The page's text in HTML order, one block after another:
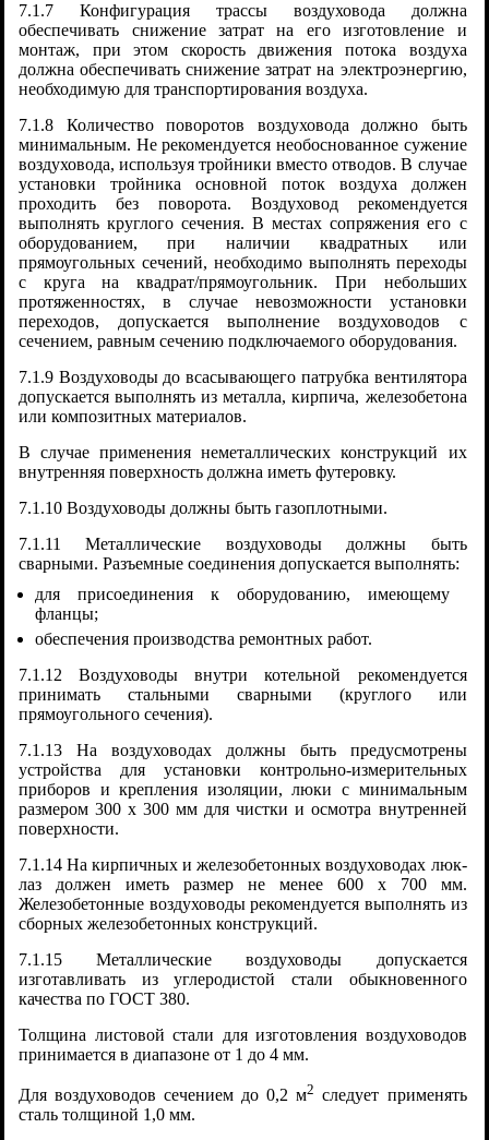
7.1.7 Конфигурация трассы воздуховода должна
обеспечивать снижение затрат на его изготовление и
монтаж, при этом скорость движения потока воздуха
должна обеспечивать снижение затрат на электроэнергию,
необходимую для транспортирования воздуха.
7.1.8 Количество поворотов воздуховода должно быть
минимальным. Не рекомендуется необоснованное сужение
воздуховода, используя тройники вместо отводов. В случае
установки тройника основной поток воздуха должен
проходить без поворота. Воздуховод рекомендуется
выполнять круглого сечения. В местах сопряжения его с
оборудованием, при наличии квадратных или
прямоугольных сечений, необходимо выполнять переходы
с круга на квадрат/прямоугольник. При небольших
протяженностях, в случае невозможности установки
переходов, допускается выполнение воздуховодов с
сечением, равным сечению подключаемого оборудования.
7.1.9 Воздуховоды до всасывающего патрубка вентилятора
допускается выполнять из металла, кирпича, железобетона
или композитных материалов.
В случае применения неметаллических конструкций их
внутренняя поверхность должна иметь футеровку.
7.1.10 Воздуховоды должны быть газоплотными.
7.1.11 Металлические воздуховоды должны быть
сварными. Разъемные соединения допускается выполнять:
для присоединения к оборудованию, имеющему
фланцы;
обеспечения производства ремонтных работ.
7.1.12 Воздуховоды внутри котельной рекомендуется
принимать стальными сварными (круглого или
прямоугольного сечения).
7.1.13 На воздуховодах должны быть предусмотрены
устройства для установки контрольно-измерительных
приборов и крепления изоляции, люки с минимальным
размером 300 x 300 мм для чистки и осмотра внутренней
поверхности.
7.1.14 На кирпичных и железобетонных воздуховодах люк-
лаз должен иметь размер не менее 600 x 700 мм.
Железобетонные воздуховоды рекомендуется выполнять из
сборных железобетонных конструкций.
7.1.15 Металлические воздуховоды допускается
изготавливать из углеродистой стали обыкновенного
качества по ГОСТ 380.
Толщина листовой стали для изготовления воздуховодов
принимается в диапазоне от 1 до 4 мм.
Для воздуховодов сечением до 0,2 м2 следует применять
сталь толщиной 1,0 мм.